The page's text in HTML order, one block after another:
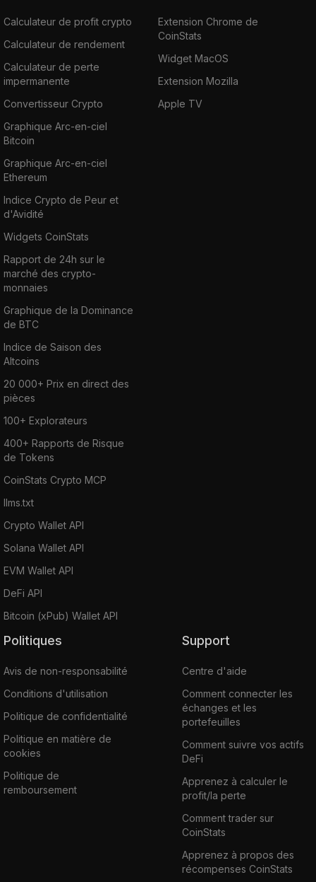
Calculateur de profit crypto
Calculateur de rendement
Calculateur de perte
impermanente
Convertisseur Crypto
Graphique Arc-en-ciel
Bitcoin
Graphique Arc-en-ciel
Ethereum
Indice Crypto de Peur et
d'Avidité
Widgets CoinStats
Rapport de 24h sur le
marché des crypto-
monnaies
Graphique de la Dominance
de BTC
Indice de Saison des
Altcoins
20 000+ Prix en direct des
pièces
100+ Explorateurs
400+ Rapports de Risque
de Tokens
CoinStats Crypto MCP
llms.txt
Crypto Wallet API
Solana Wallet API
EVM Wallet API
DeFi API
Bitcoin (xPub) Wallet API
Extension Chrome de
CoinStats
Widget MacOS
Extension Mozilla
Apple TV
Politiques
Avis de non-responsabilité
Conditions d'utilisation
Politique de confidentialité
Politique en matière de
cookies
Politique de
remboursement
Support
Centre d'aide
Comment connecter les
échanges et les
portefeuilles
Comment suivre vos actifs
DeFi
Apprenez à calculer le
profit/la perte
Comment trader sur
CoinStats
Apprenez à propos des
récompenses CoinStats